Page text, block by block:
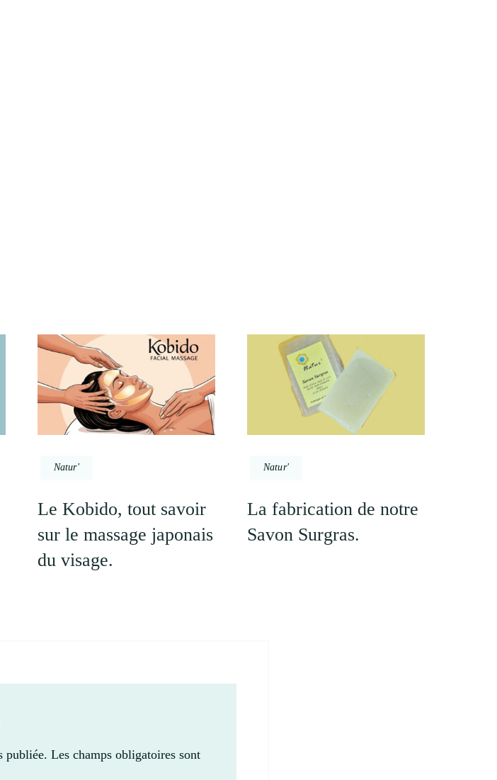
Natur'
Le Kobido, tout savoir
sur le massage japonais
du visage.
Natur'
La fabrication de notre
Savon Surgras.
publiée. Les champs obligatoires sont